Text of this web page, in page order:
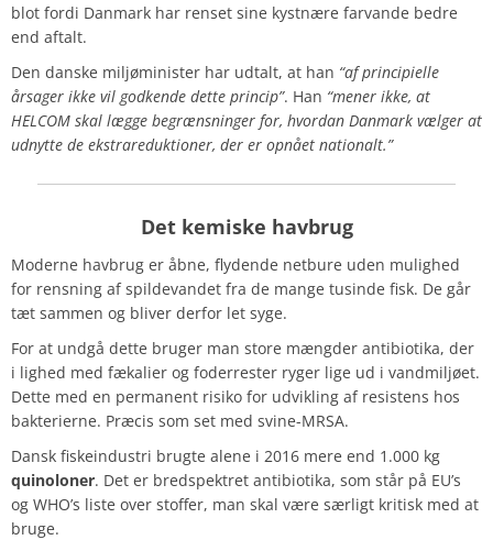
blot fordi Danmark har renset sine kystnære farvande bedre
end aftalt.
Den danske miljøminister har udtalt, at han “af principielle
årsager ikke vil godkende dette princip”. Han “mener ikke, at
HELCOM skal lægge begrænsninger for, hvordan Danmark vælger at
udnytte de ekstrareduktioner, der er opnået nationalt.”
Detkemiske havbrug
Moderne havbrug er åbne, flydende netbure uden mulighed
for rensning af spildevandet fra de mange tusinde fisk. De går
tæt sammen og bliver derfor let syge.
For at undgå dette bruger man store mængder antibiotika, der
i lighed med fækalier og foderrester ryger lige ud i vandmiljøet.
Dette med en permanent risiko for udvikling af resistens hos
bakterierne. Præcis som set med svine-MRSA.
Dansk fiskeindustri brugte alene i 2016 mere end 1.000 kg
quinoloner. Det er bredspektret antibiotika, som står på EU’s
og WHO’s liste over stoffer, man skal være særligt kritisk med at
bruge.